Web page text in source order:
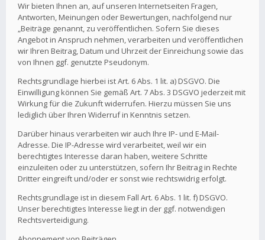
Wir bieten Ihnen an, auf unseren Internetseiten Fragen,
Antworten, Meinungen oder Bewertungen, nachfolgend nur
„Beiträge genannt, zu veröffentlichen. Sofern Sie dieses
Angebot in Anspruch nehmen, verarbeiten und veröffentlichen
wir Ihren Beitrag, Datum und Uhrzeit der Einreichung sowie das
von Ihnen ggf. genutzte Pseudonym.
Rechtsgrundlage hierbei ist Art. 6 Abs. 1 lit. a) DSGVO. Die
Einwilligung können Sie gemäß Art. 7 Abs. 3 DSGVO jederzeit mit
Wirkung für die Zukunft widerrufen. Hierzu müssen Sie uns
lediglich über Ihren Widerruf in Kenntnis setzen.
Darüber hinaus verarbeiten wir auch Ihre IP- und E-Mail-
Adresse. Die IP-Adresse wird verarbeitet, weil wir ein
berechtigtes Interesse daran haben, weitere Schritte
einzuleiten oder zu unterstützen, sofern Ihr Beitrag in Rechte
Dritter eingreift und/oder er sonst wie rechtswidrig erfolgt.
Rechtsgrundlage ist in diesem Fall Art. 6 Abs. 1 lit. f) DSGVO.
Unser berechtigtes Interesse liegt in der ggf. notwendigen
Rechtsverteidigung.